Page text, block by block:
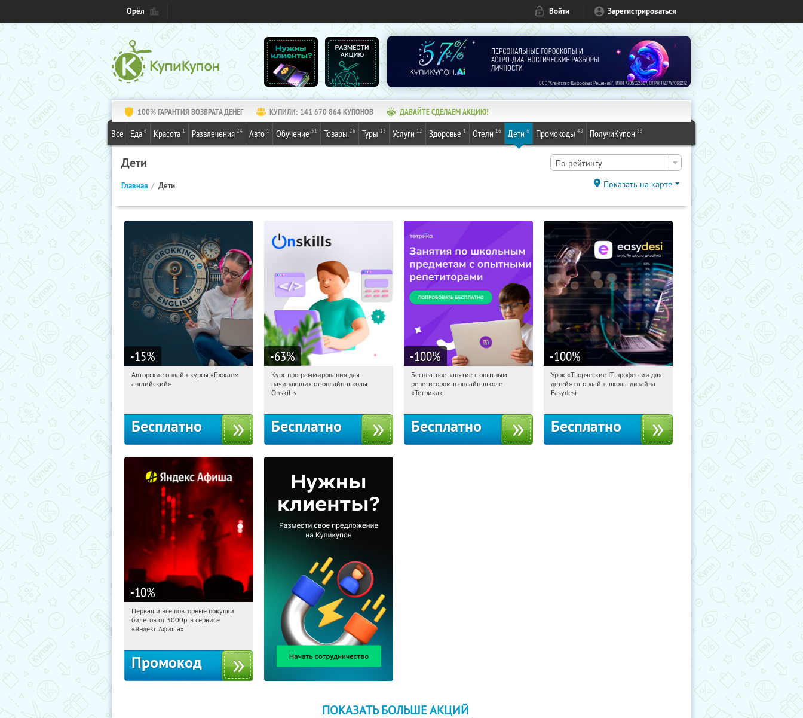
Орёл Войти Зарегистрироваться
100% ГАРАНТИЯ ВОЗВРАТА ДЕНЕГ КУПИЛИ: 141 670 864КУПОНОВ ДАВАЙТЕ СДЕЛАЕМ АКЦИЮ!
Все Еда 6 Красота 1 Развлечения 24 Авто 1 Обучение 31 Товары 26 Туры 13 Услуги 12 Здоровье 1 Отели 16 Дети 6 Промокоды 48 ПолучиКупон 83
Дети По рейтингу
Главная Дети Показать на карте
-15%
09:46:13 Получили:
Авторские онлайн-курсы «Грокаем
английский»
Бесплатно
-63%
09:46:13 Получили:
Россия
Курс программирования для
начинающих от онлайн-школы
Onskills
Бесплатно
-100%
09:46:13 Получили:
Москва, Россия
Бесплатное занятие с опытным
репетитором в онлайн-школе
«Тетрика»
Бесплатно
-100%
09:46:13 Получили:53
Россия
Урок «Творческие IT-профессии для
детей» от онлайн-школы дизайна
Easydesi
Бесплатно
-10%
09:46:13 Получили:
Россия
Первая и все повторные покупки
билетов от 3000р. в сервисе
«Яндекс Афиша»
Промокод
ПОКАЗАТЬ БОЛЬШЕ АКЦИЙ